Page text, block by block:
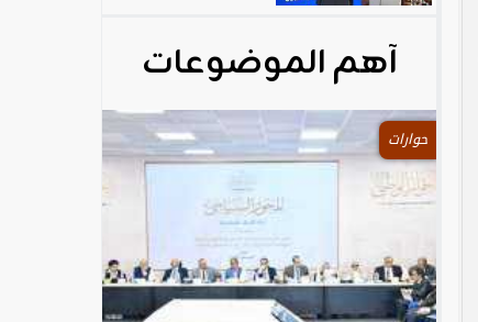
آهم الموضوعات
حوارات